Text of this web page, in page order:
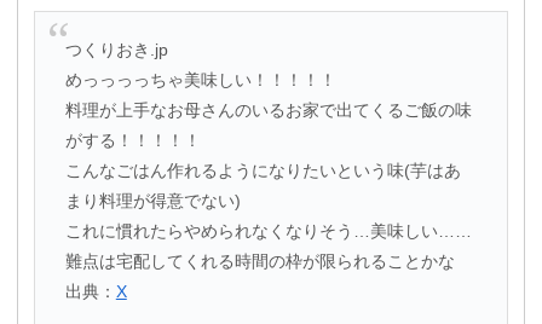
つくりおき.jp
めっっっっちゃ美味しい！！！！！
料理が上手なお母さんのいるお家で出てくるご飯の味
がする！！！！！
こんなごはん作れるようになりたいという味(芋はあ
まり料理が得意でない)
これに慣れたらやめられなくなりそう…美味しい……
難点は宅配してくれる時間の枠が限られることかな
出典： X